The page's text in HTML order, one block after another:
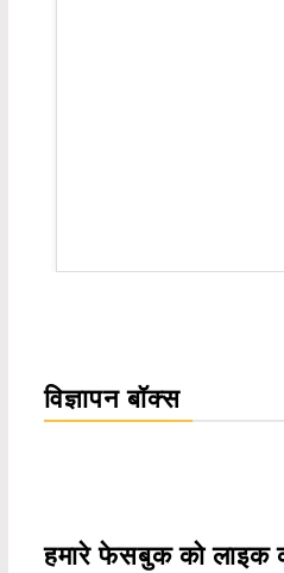
विज्ञापन बॉक्स
हमारे फेसबुक को लाइक